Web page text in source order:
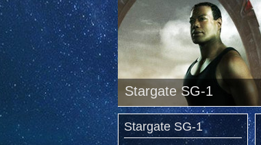
Stargate SG-1
Stargate SG-1